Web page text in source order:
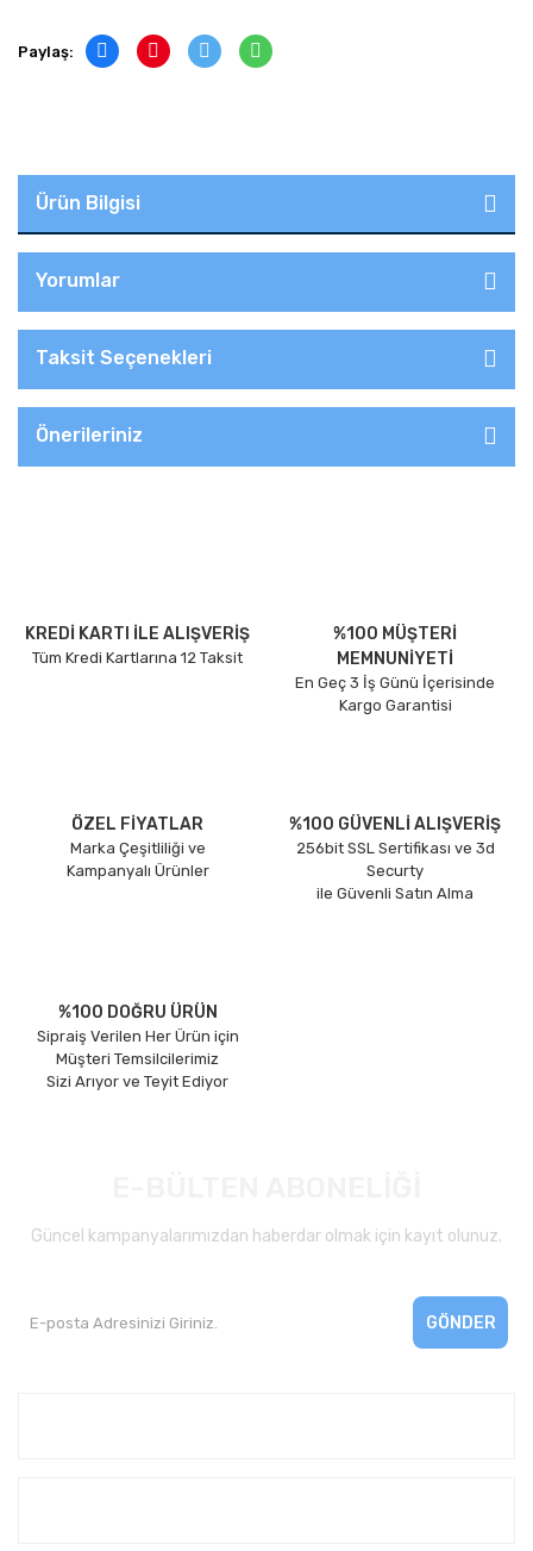
Paylaş:
Ürün Bilgisi
Yorumlar
Taksit Seçenekleri
Önerileriniz
KREDİ KARTI İLE ALIŞVERİŞ
Tüm Kredi Kartlarına 12 Taksit
%100 MÜŞTERİ
MEMNUNİYETİ
En Geç 3 İş Günü İçerisinde
Kargo Garantisi
ÖZEL FİYATLAR
Marka Çeşitliliği ve
Kampanyalı Ürünler
%100 GÜVENLİ ALIŞVERİŞ
256bit SSL Sertifikası ve 3d
Securty
ile Güvenli Satın Alma
%100 DOĞRU ÜRÜN
Sipraiş Verilen Her Ürün için
Müşteri Temsilcilerimiz
Sizi Arıyor ve Teyit Ediyor
Güncel kampanyalarımızdan haberdar olmak için kayıt olunuz.
GÖNDER